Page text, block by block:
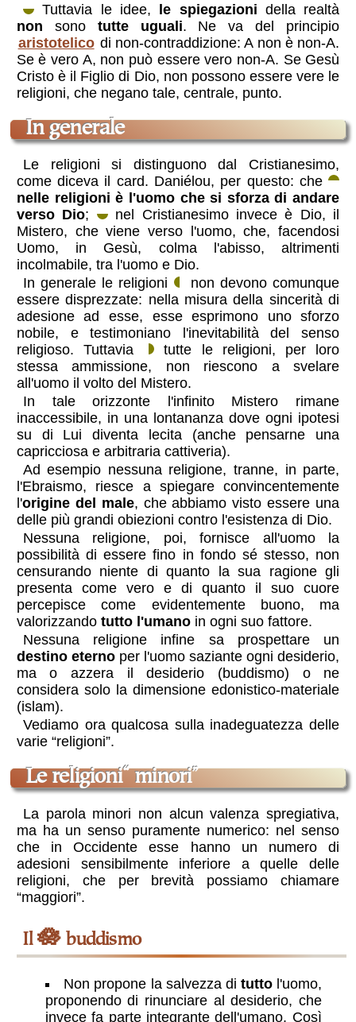
Tuttavia le idee, le spiegazioni della realtà
non sono tutte uguali. Ne va del principio
aristotelico di non-contraddizione: A non è non-A.
Se è vero A, non può essere vero non-A. Se Gesù
Cristo è il Figlio di Dio, non possono essere vere le
religioni, che negano tale, centrale, punto.
in generale
Le religioni si distinguono dal Cristianesimo,
come diceva il card. Daniélou, per questo: che
nelle religioni è l'uomo che si sforza di andare
verso Dio;
nel Cristianesimo invece è Dio, il
Mistero, che viene verso l'uomo, che, facendosi
Uomo, in Gesù, colma l'abisso, altrimenti
incolmabile, tra l'uomo e Dio.
In generale le religioni
non devono comunque
essere disprezzate: nella misura della sincerità di
adesione ad esse, esse esprimono uno sforzo
nobile, e testimoniano l'inevitabilità del senso
religioso. Tuttavia
tutte le religioni, per loro
stessa ammissione, non riescono a svelare
all'uomo il volto del Mistero.
In tale orizzonte l'infinito Mistero rimane
inaccessibile, in una lontananza dove ogni ipotesi
su di Lui diventa lecita (anche pensarne una
capricciosa e arbitraria cattiveria).
Ad esempio nessuna religione, tranne, in parte,
l'Ebraismo, riesce a spiegare convincentemente
l'origine del male, che abbiamo visto essere una
delle più grandi obiezioni contro l'esistenza di Dio.
Nessuna religione, poi, fornisce all'uomo la
possibilità di essere fino in fondo sé stesso, non
censurando niente di quanto la sua ragione gli
presenta come vero e di quanto il suo cuore
percepisce come evidentemente buono, ma
valorizzando tutto l'umanoin ogni suo fattore.
Nessuna religione infine sa prospettare un
destino eternoper l'uomo saziante ogni desiderio,
ma o azzera il desiderio (buddismo) o ne
considera solo la dimensione edonistico-materiale
(islam).
Vediamo ora qualcosa sulla inadeguatezza delle
varie “religioni”.
le religioni“ minori”
La parola minori non alcun valenza spregiativa,
ma ha un senso puramente numerico: nel senso
che in Occidente esse hanno un numero di
adesioni sensibilmente inferiore a quelle delle
religioni, che per brevità possiamo chiamare
“maggiori”.
Il 🪷 buddismo
Non propone la salvezza di tuttol'uomo,
proponendo di rinunciare al desiderio, che
invece fa parte integrante dell'umano. Così